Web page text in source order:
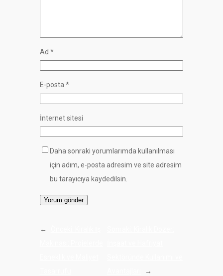
Ad *
E-posta *
İnternet sitesi
Daha sonraki yorumlarımda kullanılması
için adım, e-posta adresim ve site adresim
bu tarayıcıya kaydedilsin.
←
→